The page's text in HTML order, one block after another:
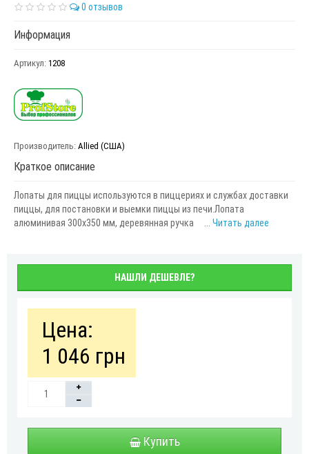
0 отзывов
Информация
Артикул: 1208
Производитель: Allied (США)
Краткое описание
Лопаты для пиццы используются в пиццериях и службах доставки
пиццы, для постановки и выемки пиццы из печи.Лопата
алюминивая 300х350 мм, деревянная ручка ... Читать далее
НАШЛИ ДЕШЕВЛЕ?
Цена:
1 046 грн
Купить